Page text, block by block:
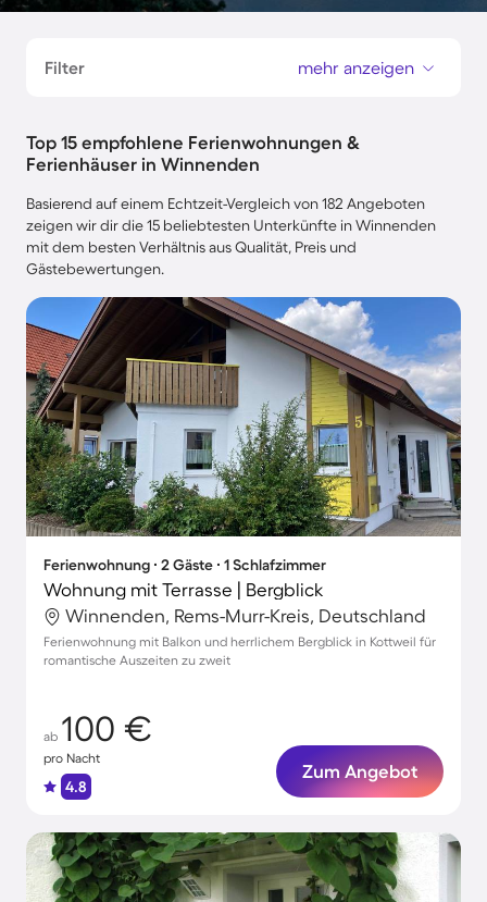
Filter mehr anzeigen
Top 15 empfohlene Ferienwohnungen &
Ferienhäuser in Winnenden
Basierend auf einem Echtzeit-Vergleich von 182 Angeboten
zeigen wir dir die 15 beliebtesten Unterkünfte in Winnenden
mit dem besten Verhältnis aus Qualität, Preis und
Gästebewertungen.
Ferienwohnung ∙ 2 Gäste ∙ 1 Schlafzimmer
Wohnung mit Terrasse | Bergblick
Winnenden, Rems-Murr-Kreis, Deutschland
Ferienwohnung mit Balkon und herrlichem Bergblick in Kottweil für
romantische Auszeiten zu zweit
ab 100 €
pro Nacht
4.8
Zum Angebot